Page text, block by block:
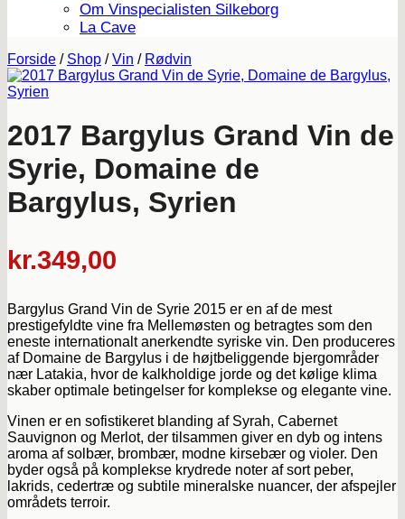
Om Vinspecialisten Silkeborg
La Cave
Forside / Shop / Vin / Rødvin
2017 Bargylus Grand Vin de
Syrie, Domaine de
Bargylus, Syrien
kr.349,00
Bargylus Grand Vin de Syrie 2015 er en af de mest
prestigefyldte vine fra Mellemøsten og betragtes som den
eneste internationalt anerkendte syriske vin. Den produceres
af Domaine de Bargylus i de højtbeliggende bjergområder
nær Latakia, hvor de kalkholdige jorde og det kølige klima
skaber optimale betingelser for komplekse og elegante vine.
Vinen er en sofistikeret blanding af Syrah, Cabernet
Sauvignon og Merlot, der tilsammen giver en dyb og intens
aroma af solbær, brombær, modne kirsebær og violer. Den
byder også på komplekse krydrede noter af sort peber,
lakrids, cedertræ og subtile mineralske nuancer, der afspejler
områdets terroir.